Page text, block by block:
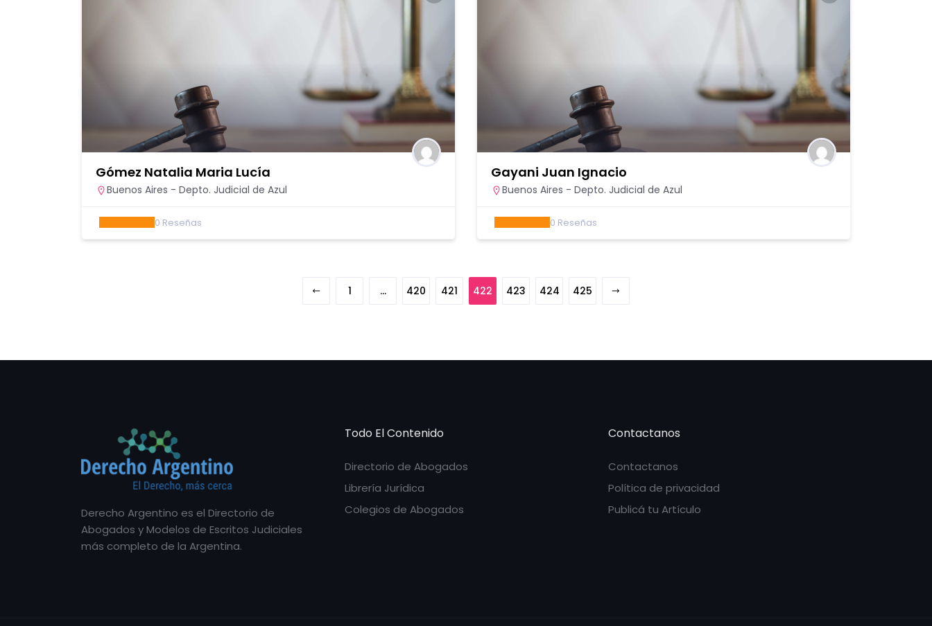
Gómez Natalia Maria Lucía
Buenos Aires - Depto. Judicial de Azul
0 Reseñas
Gayani Juan Ignacio
Buenos Aires - Depto. Judicial de Azul
0 Reseñas
1 … 420 421 422 423 424 425
Derecho Argentino es el Directorio de
Abogados y Modelos de Escritos Judiciales
más completo de la Argentina.
Todo El Contenido
Directorio de Abogados
Librería Jurídica
Colegios de Abogados
Contactanos
Contactanos
Política de privacidad
Publicá tu Artículo